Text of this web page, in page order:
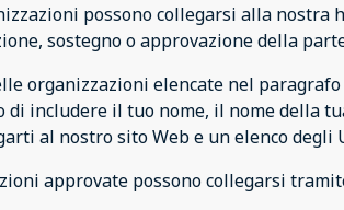
possono collegarsi alla nostra
sostegno o approvazione della
organizzazioni elencate nel
di includere il tuo nome, il nome della
al nostro sito Web e un elenco
approvate possono collegarsi